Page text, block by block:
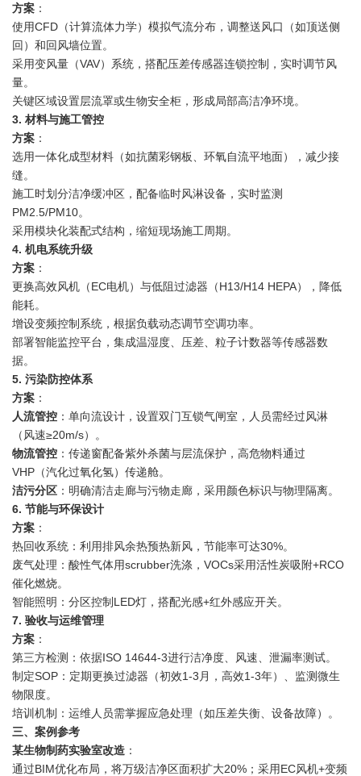
方案 ：
使用CFD（计算流体力学）模拟气流分布，调整送风口（如顶送侧
回）和回风墙位置。
采用变风量（VAV）系统，搭配压差传感器连锁控制，实时调节风
量。
关键区域设置层流罩或生物安全柜，形成局部高洁净环境。
3. 材料与施工管控
方案 ：
选用一体化成型材料（如抗菌彩钢板、环氧自流平地面），减少接
缝。
施工时划分洁净缓冲区，配备临时风淋设备，实时监测
PM2.5/PM10。
采用模块化装配式结构，缩短现场施工周期。
4. 机电系统升级
方案 ：
更换高效风机（EC电机）与低阻过滤器（H13/H14 HEPA），降低
能耗。
增设变频控制系统，根据负载动态调节空调功率。
部署智能监控平台，集成温湿度、压差、粒子计数器等传感器数
据。
5. 污染防控体系
方案 ：
人流管控 ：单向流设计，设置双门互锁气闸室，人员需经过风淋
（风速≥20m/s）。
物流管控 ：传递窗配备紫外杀菌与层流保护，高危物料通过
VHP（汽化过氧化氢）传递舱。
洁污分区 ：明确清洁走廊与污物走廊，采用颜色标识与物理隔离。
6. 节能与环保设计
方案 ：
热回收系统：利用排风余热预热新风，节能率可达30%。
废气处理：酸性气体用scrubber洗涤，VOCs采用活性炭吸附+RCO
催化燃烧。
智能照明：分区控制LED灯，搭配光感+红外感应开关。
7. 验收与运维管理
方案 ：
第三方检测：依据ISO 14644-3进行洁净度、风速、泄漏率测试。
制定SOP：定期更换过滤器（初效1-3月，高效1-3年）、监测微生
物限度。
培训机制：运维人员需掌握应急处理（如压差失衡、设备故障）。
三、案例参考
某生物制药实验室改造 ：
通过BIM优化布局，将万级洁净区面积扩大20%；采用EC风机+变频